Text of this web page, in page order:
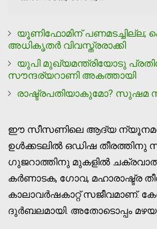
യൂണിഫോമിന് പണമടച്ചില്ല;
അധികൃതര്‍ വിവസ്ത്രരാക്കി
യുപി മുഖ്യമന്ത്രിയോടു
സൗന്ദര്യറാണി അകത്തായി
രാഷ്ട്രപതിയാകുമോ? സുഷമ
ഈ സീസണിലെ ആദ്യ
ഉള്‍ക്കടലില്‍ ഒഡിഷ തീരത്തിനു
ഗുജറാത്തിനു മുകളില്‍
കര്‍ണാടക, ഗോവ, മഹാരാഷ്ട്ര
കാലാവര്‍ഷകാറ്റ് സജീവമാണ്.
ദുര്‍ബലമായി. അതോടൊപ്പം